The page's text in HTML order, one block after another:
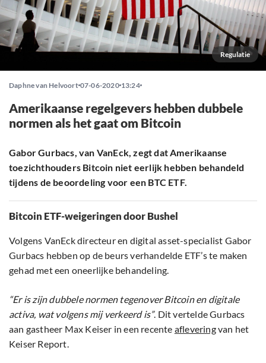
Regulatie
Daphne van Helvoort 07-06-2020 13:24
Amerikaanse regelgevers hebben dubbele
normen als het gaat om Bitcoin
Gabor Gurbacs, van VanEck, zegt dat Amerikaanse
toezichthouders Bitcoin niet eerlijk hebben behandeld
tijdens de beoordeling voor een BTC ETF.
Bitcoin ETF-weigeringen door Bushel
Volgens VanEck directeur en digital asset-specialist Gabor
Gurbacs hebben op de beurs verhandelde ETF’s te maken
gehad met een oneerlijke behandeling.
“Er is zijn dubbele normen tegenover Bitcoin en digitale
activa, wat volgens mij verkeerd is”. Dit vertelde Gurbacs
aan gastheer Max Keiser in een recente afleveringvan het
Keiser Report.